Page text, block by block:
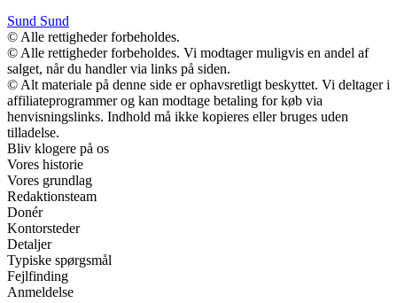
Sund Sund
© Alle rettigheder forbeholdes.
© Alle rettigheder forbeholdes. Vi modtager muligvis en andel af
salget, når du handler via links på siden.
© Alt materiale på denne side er ophavsretligt beskyttet. Vi deltager i
affiliateprogrammer og kan modtage betaling for køb via
henvisningslinks. Indhold må ikke kopieres eller bruges uden
tilladelse.
Bliv klogere på os
Vores historie
Vores grundlag
Redaktionsteam
Donér
Kontorsteder
Detaljer
Typiske spørgsmål
Fejlfinding
Anmeldelse